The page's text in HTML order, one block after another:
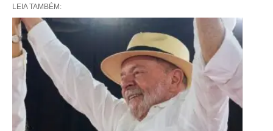
LEIA TAMBÉM: